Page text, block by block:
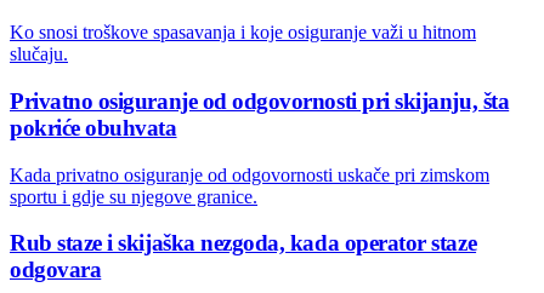
Ko snosi troškove spasavanja i koje osiguranje važi u hitnom
slučaju.
Privatno osiguranje od odgovornosti pri skijanju, šta
pokriće obuhvata
Kada privatno osiguranje od odgovornosti uskače pri zimskom
sportu i gdje su njegove granice.
Rub staze i skijaška nezgoda, kada operator staze
odgovara